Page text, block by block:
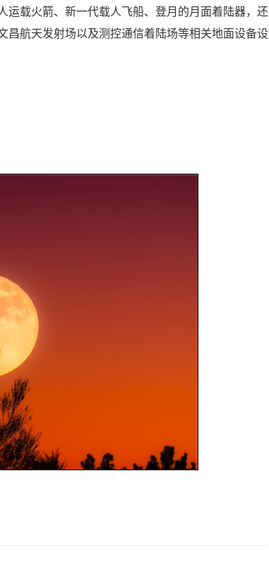
运载火箭、新一代载人飞船、登月的月面着陆器，还
昌航天发射场以及测控通信着陆场等相关地面设备设